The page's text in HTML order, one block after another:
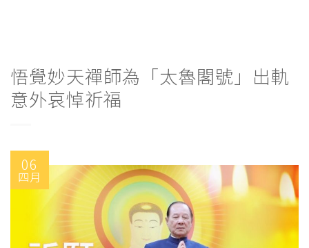
悟覺妙天禪師為「太魯閣號」出軌
意外哀悼祈福
06
四月